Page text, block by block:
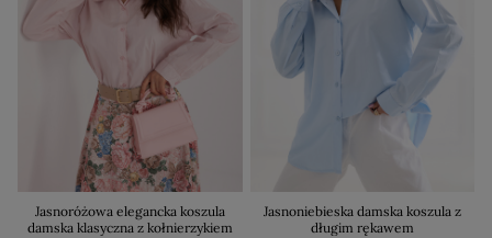
Jasnoróżowa elegancka koszula
damska klasyczna z kołnierzykiem
Jasnoniebieska damska koszula z
długim rękawem